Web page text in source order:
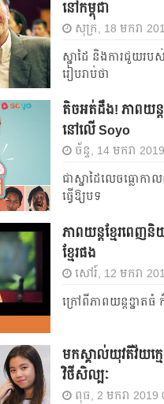
នៅកម្ពុជា
សុក្រ, 18 មករា
ស្នាដៃ និងការជួយរប
រៀបរាប់ថា
តិច​អត់​ដឹង! ភាពយន្ត​
នៅលើ Soyo
ច័ន្ទ, 14 មករា
ជាស្នាដៃលេចធ្លោកា
ធ្វើឱ្យបទ
ភាពយន្តខ្មែរពេញ
ខ្មែរផង
សៅរ៍, 12 មករា
ក្រៅពីភាពយន្តខ្នាត
មកស្គាល់យុវតីវ័យក្ម
វិថីសិល្បៈ
ពុធ, 2 មករា 2019